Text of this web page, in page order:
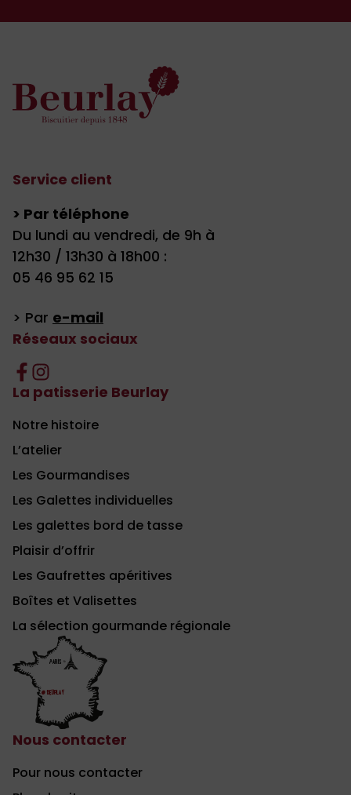
Service client
> Par téléphone
Du lundi au vendredi, de 9h à
12h30 / 13h30 à 18h00 :
05 46 95 62 15
> Par e-mail
Réseaux sociaux
La patisserie Beurlay
Notre histoire
L’atelier
Les Gourmandises
Les Galettes individuelles
Les galettes bord de tasse
Plaisir d’offrir
Les Gaufrettes apéritives
Boîtes et Valisettes
La sélection gourmande régionale
Nous contacter
Pour nous contacter